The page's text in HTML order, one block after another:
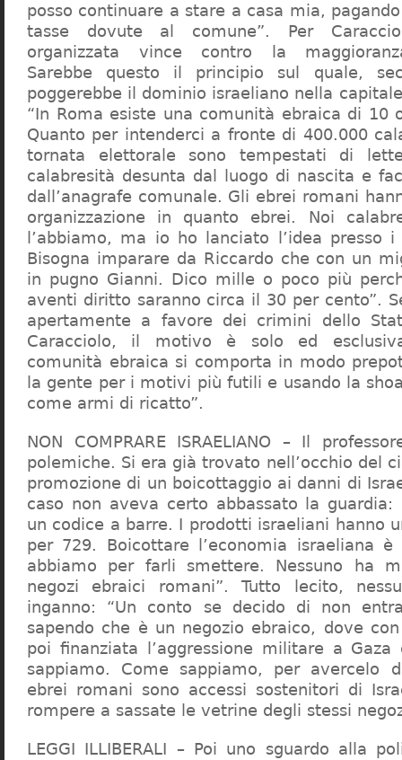
posso continuare a stare a casa mia,
tasse dovute al comune”. Per
organizzata vince contro la
Sarebbe questo il principio sul quale,
poggerebbe il dominio israeliano nella
“In Roma esiste una comunità ebraica di 10
Quanto per intenderci a fronte di 400.000
tornata elettorale sono tempestati di
calabresità desunta dal luogo di nascita e
dall’anagrafe comunale. Gli ebrei romani
organizzazione in quanto ebrei. Noi
l’abbiamo, ma io ho lanciato l’idea presso
Bisogna imparare da Riccardo che con un
in pugno Gianni. Dico mille o poco più
aventi diritto saranno circa il 30 per cento”.
apertamente a favore dei crimini dello
Caracciolo, il motivo è solo ed
comunità ebraica si comporta in modo
la gente per i motivi più futili e usando la
come armi di ricatto”.
NON COMPRARE ISRAELIANO – Il
polemiche. Si era già trovato nell’occhio del
promozione di un boicottaggio ai danni di
caso non aveva certo abbassato la guardia:
un codice a barre. I prodotti israeliani hanno
per 729. Boicottare l’economia israeliana è
abbiamo per farli smettere. Nessuno ha
negozi ebraici romani”. Tutto lecito,
inganno: “Un conto se decido di non
sapendo che è un negozio ebraico, dove
poi finanziata l’aggressione militare a
sappiamo. Come sappiamo, per avercelo
ebrei romani sono accessi sostenitori di
rompere a sassate le vetrine degli stessi
LEGGI ILLIBERALI – Poi uno sguardo alla